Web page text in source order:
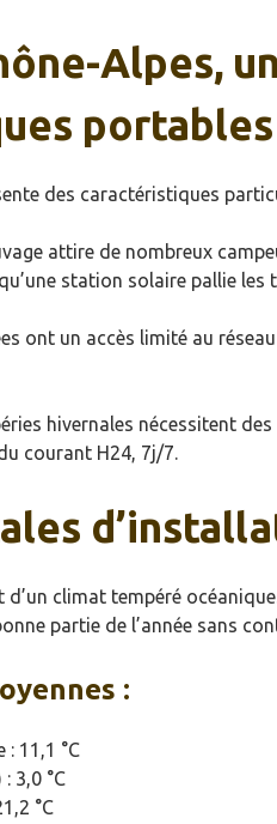
Alpes,
portables
des caractéristiques
attire de nombreux
station solaire pallie
ont un accès limité au
hivernales nécessitent
courant H24, 7j/7.
climat tempéré
partie de l’année sans
:
11,1 °C
3,0 °C
°C